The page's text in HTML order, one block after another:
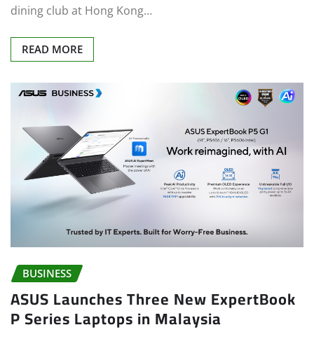
dining club at Hong Kong…
READ MORE
BUSINESS
ASUS Launches Three New ExpertBook
P Series Laptops in Malaysia